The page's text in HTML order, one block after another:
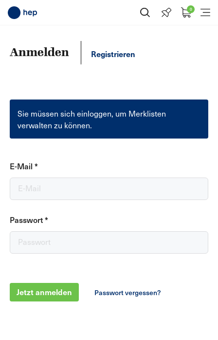
Suche öffnen 0
Anmelden Registrieren
Sie müssen sich einloggen, um Merklisten
verwalten zu können.
E-Mail *
Passwort*
Jetzt anmelden Passwort vergessen?